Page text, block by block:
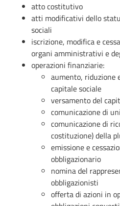
atto costitutivo
atti modificativi dello
sociali
iscrizione, modifica e
organi amministrativi e
operazioni finanziarie:
aumento, riduzione
capitale sociale
versamento del
comunicazione di
comunicazione di
costituzione) della
emissione e
obbligazionario
nomina del
obbligazionisti
offerta di azioni in